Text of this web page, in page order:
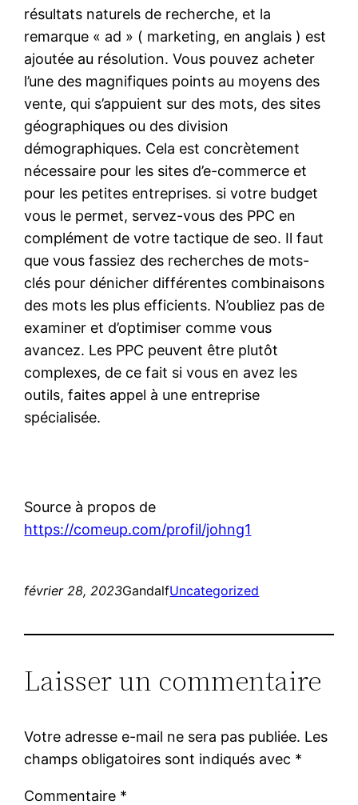
résultats naturels de recherche, et la
remarque « ad » ( marketing, en anglais ) est
ajoutée au résolution. Vous pouvez acheter
l’une des magnifiques points au moyens des
vente, qui s’appuient sur des mots, des sites
géographiques ou des division
démographiques. Cela est concrètement
nécessaire pour les sites d’e-commerce et
pour les petites entreprises. si votre budget
vous le permet, servez-vous des PPC en
complément de votre tactique de seo. Il faut
que vous fassiez des recherches de mots-
clés pour dénicher différentes combinaisons
des mots les plus efficients. N’oubliez pas de
examiner et d’optimiser comme vous
avancez. Les PPC peuvent être plutôt
complexes, de ce fait si vous en avez les
outils, faites appel à une entreprise
spécialisée.
Source à propos de
https://comeup.com/profil/johng1
février 28, 2023GandalfUncategorized
Laisser un commentaire
Votre adresse e-mail ne sera pas publiée. Les
champs obligatoires sont indiqués avec *
Commentaire *